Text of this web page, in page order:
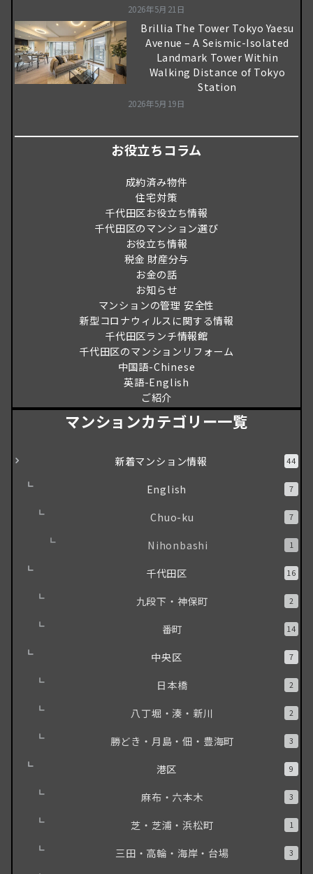
2026年5月21日
Brillia The Tower Tokyo Yaesu
Avenue – A Seismic-Isolated
Landmark Tower Within
Walking Distance of Tokyo
Station
2026年5月19日
お役立ちコラム
成約済み物件
住宅対策
千代田区お役立ち情報
千代田区のマンション選び
お役立ち情報
税金 財産分与
お金の話
お知らせ
マンションの管理 安全性
新型コロナウィルスに関する情報
千代田区ランチ情報館
千代田区のマンションリフォーム
中国語-Chinese
英語-English
ご紹介
マンションカテゴリー一覧
新着マンション情報 44
English 7
Chuo-ku 7
Nihonbashi 1
千代田区 16
九段下・神保町 2
番町 14
中央区 7
日本橋 2
八丁堀・湊・新川 2
勝どき・月島・佃・豊海町 3
港区 9
麻布・六本木 3
芝・芝浦・浜松町 1
三田・高輪・海岸・台場 3